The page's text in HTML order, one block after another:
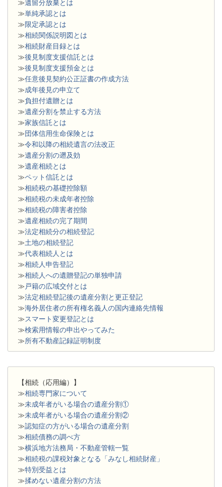
≫遺留分放棄とは
≫単純承認とは
≫限定承認とは
≫相続関係説明図とは
≫相続財産目録とは
≫後見制度支援信託とは
≫後見制度支援預金とは
≫任意後見契約公正証書の作成方法
≫成年後見の申立て
≫負担付遺贈とは
≫遺産分割を禁止する方法
≫家族信託とは
≫団体信用生命保険とは
≫令和以降の相続遺言の法改正
≫遺産分割の遡及効
≫遺産相続とは
≫ペット信託とは
≫相続税の基礎控除額
≫相続税の未成年者控除
≫相続税の障害者控除
≫遺産相続の完了期間
≫法定相続分の相続登記
≫土地の相続登記
≫代表相続人とは
≫相続人申告登記
≫相続人への遺贈登記の単独申請
≫戸籍の広域交付とは
≫法定相続登記後の遺産分割と更正登記
≫海外居住者の所有権名義人の国内連絡先情報
≫スマート変更登記とは
≫検索用情報の申出やってみた
≫所有不動産記録証明制度
【相続（応用編）】
≫相続専門家について
≫未成年者がいる場合の遺産分割①
≫未成年者がいる場合の遺産分割②
≫認知症の方がいる場合の遺産分割
≫相続債務の調べ方
≫横浜地方法務局・不動産管轄一覧
≫相続税の課税対象となる「みなし相続財産」
≫特別受益とは
≫揉めない遺産分割の方法